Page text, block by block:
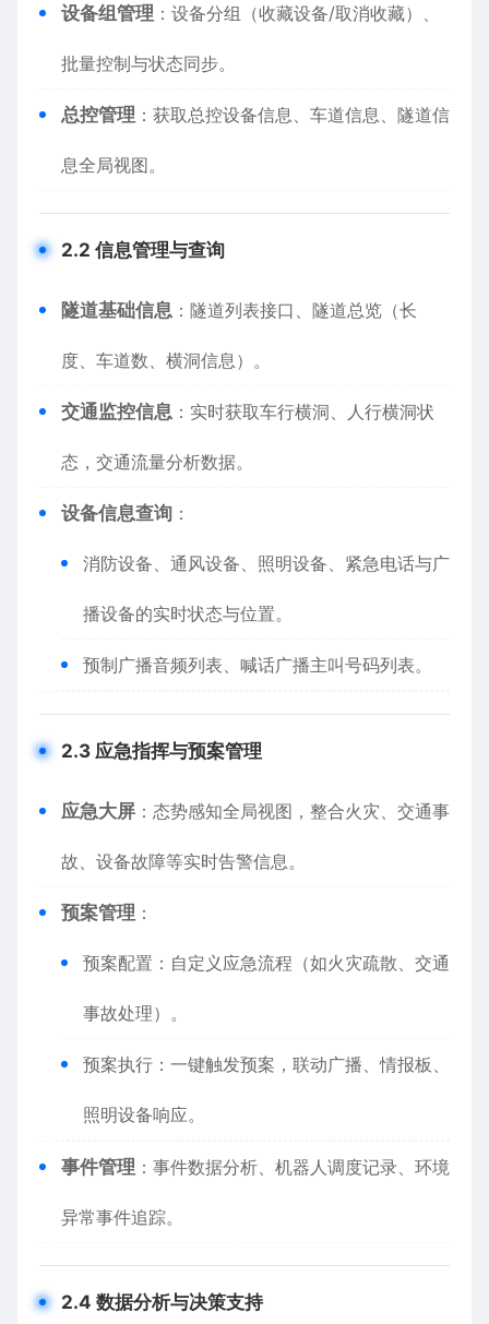
​设备组管理​ ​：设备分组（收藏设备/取消收藏）、
批量控制与状态同步。
​总控管理​ ​：获取总控设备信息、车道信息、隧道信
息全局视图。
​2.2 信息管理与查询​
​隧道基础信息​ ​：隧道列表接口、隧道总览（长
度、车道数、横洞信息）。
​交通监控信息​ ​：实时获取车行横洞、人行横洞状
态，交通流量分析数据。
​设备信息查询​ ​：
消防设备、通风设备、照明设备、紧急电话与广
播设备的实时状态与位置。
预制广播音频列表、喊话广播主叫号码列表。
​2.3 应急指挥与预案管理​
​应急大屏​ ​：态势感知全局视图，整合火灾、交通事
故、设备故障等实时告警信息。
​预案管理​ ​：
预案配置：自定义应急流程（如火灾疏散、交通
事故处理）。
预案执行：一键触发预案，联动广播、情报板、
照明设备响应。
​事件管理​ ​：事件数据分析、机器人调度记录、环境
异常事件追踪。
​2.4 数据分析与决策支持​